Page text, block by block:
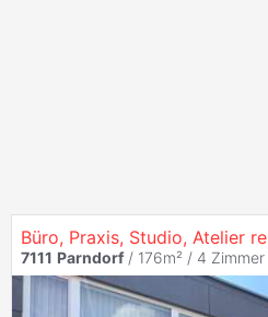
7111 Parndorf / 176m² / 4 Zimmer